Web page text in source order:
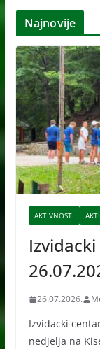
h
v
e
Najnovije
AKTIVNOSTI
26.07.2026.
Izvidacki
nedjelja na